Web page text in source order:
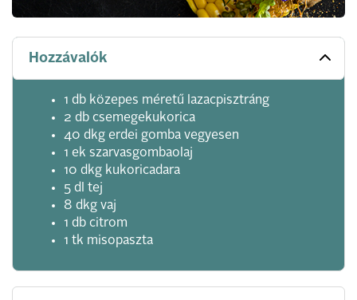
Hozzávalók
1 db közepes méretű lazacpisztráng
2 db csemegekukorica
40 dkg erdei gomba vegyesen
1 ek szarvasgombaolaj
10 dkg kukoricadara
5 dl tej
8 dkg vaj
1 db citrom
1 tk misopaszta